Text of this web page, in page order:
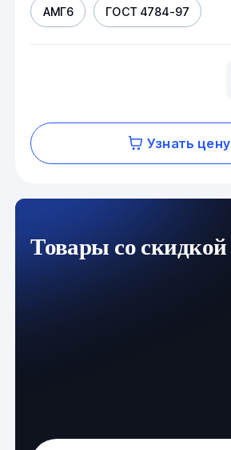
АМГ6 ГОСТ 4784-97
Узнать цену
Товары со скидкой